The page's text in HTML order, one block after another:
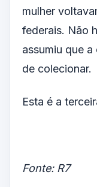
mulher
federais. Não
assumiu que
de colecionar.
Esta é a
Fonte: R7